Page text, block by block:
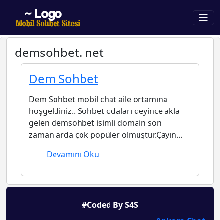
demsohbet. net
Dem Sohbet
Dem Sohbet mobil chat aile ortamına
hoşgeldiniz.. Sohbet odaları deyince akla
gelen demsohbet isimli domain son
zamanlarda çok popüler olmuştur.Çayın...
Devamını Oku
#Coded By S4S